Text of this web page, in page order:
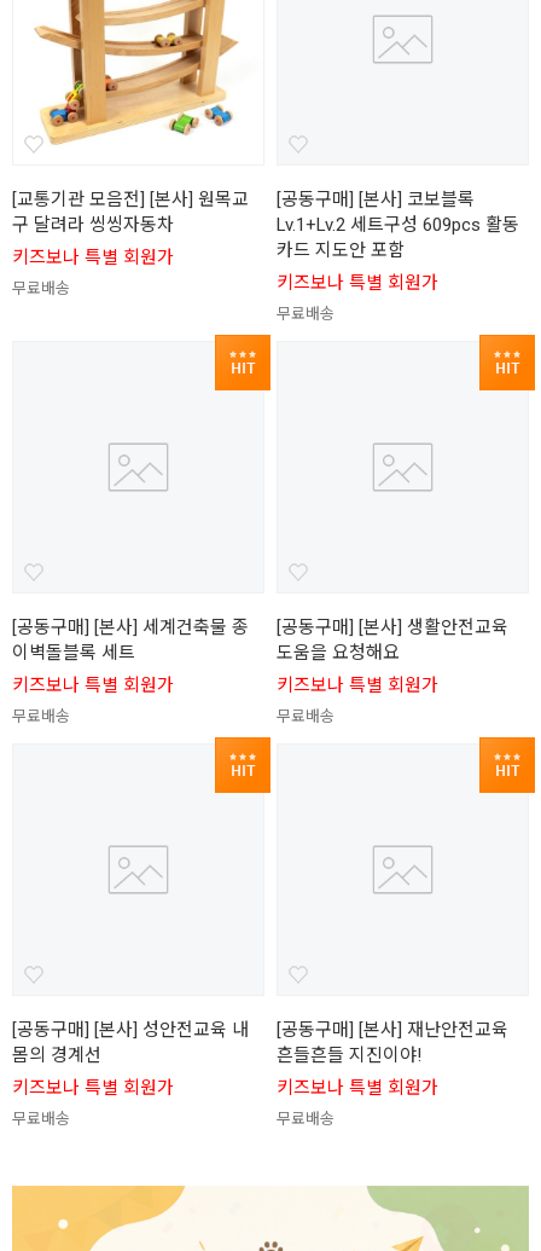
[교통기관 모음전] [본사] 원목교
구 달려라 씽씽자동차
키즈보나 특별 회원가
무료배송
[공동구매] [본사] 코보블록
Lv.1+Lv.2 세트구성 609pcs 활동
카드 지도안 포함
키즈보나 특별 회원가
무료배송
[공동구매] [본사] 세계건축물 종
이벽돌블록 세트
키즈보나 특별 회원가
무료배송
[공동구매] [본사] 생활안전교육
도움을 요청해요
키즈보나 특별 회원가
무료배송
[공동구매] [본사] 성안전교육 내
몸의 경계선
키즈보나 특별 회원가
무료배송
[공동구매] [본사] 재난안전교육
흔들흔들 지진이야!
키즈보나 특별 회원가
무료배송